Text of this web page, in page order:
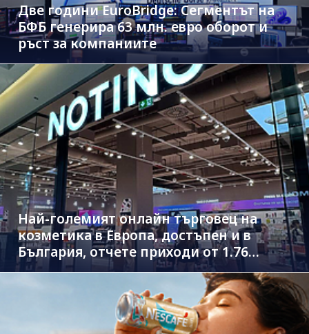
Две години EuroBridge: Сегментът на
БФБ генерира 63 млн. евро оборот и
ръст за компаниите
Най-големият онлайн търговец на
козметика в Европа, достъпен и в
България, отчете приходи от 1.76
млрд. евро